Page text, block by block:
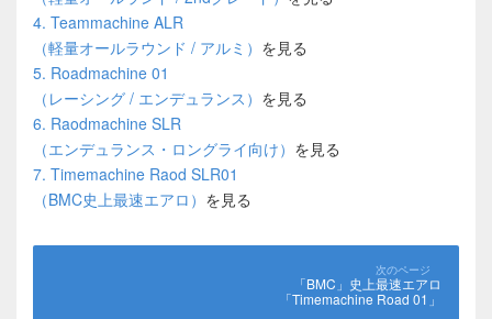
4. Teammachine ALR
（軽量オールラウンド / アルミ） を見る
5. Roadmachine 01
（レーシング / エンデュランス） を見る
6. Raodmachine SLR
（エンデュランス・ロングライ向け） を見る
7. Timemachine Raod SLR01
（BMC史上最速エアロ） を見る
「BMC」史上最速エアロ
「Timemachine Road 01」